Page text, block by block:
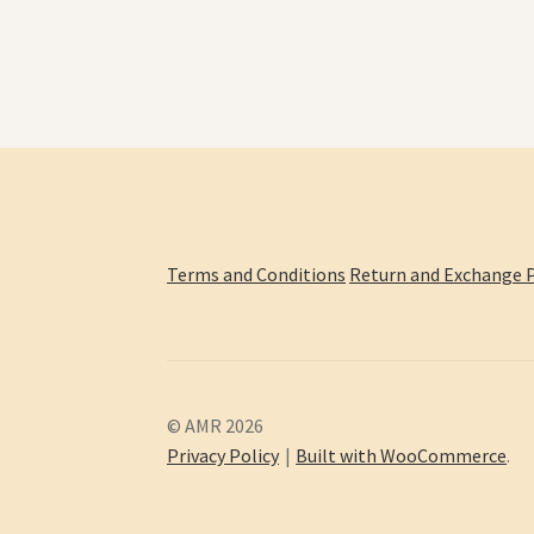
Terms and Conditions Return and Exchange
© AMR 2026
Privacy Policy
Built with WooCommerce.